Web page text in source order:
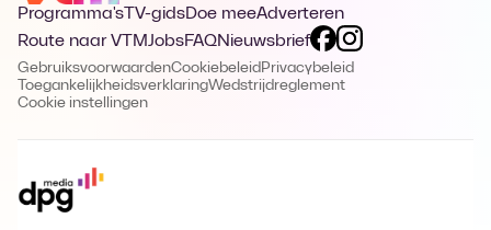
Programma's TV-gidsDoe meeAdverteren
Route naar VTMJobsFAQNieuwsbrief
GebruiksvoorwaardenCookiebeleid Privacybeleid
ToegankelijkheidsverklaringWedstrijdreglement
Cookie instellingen